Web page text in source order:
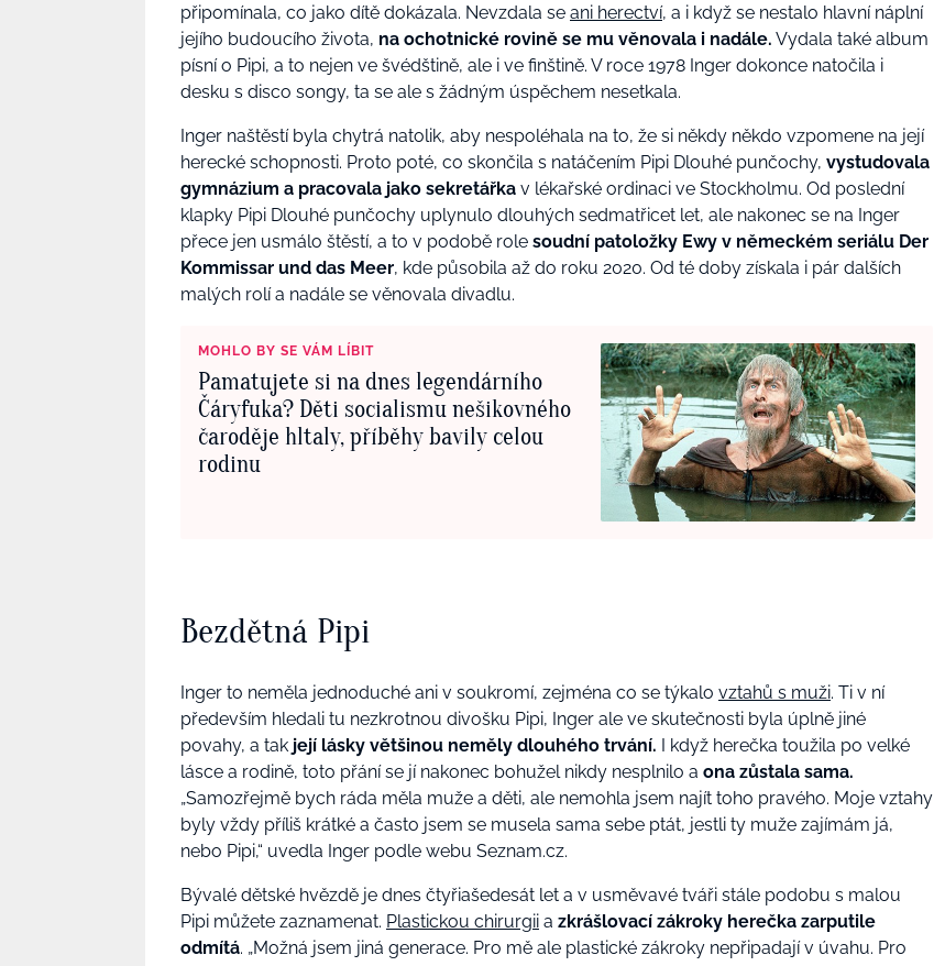
připomínala, co jako dítě dokázala. Nevzdala se ani herectví, a i když se nestalo hlavní náplní
jejího budoucího života, na ochotnické rovině se mu věnovala i nadále. Vydala také album
písní o Pipi, a to nejen ve švédštině, ale i ve finštině. V roce 1978 Inger dokonce natočila i
desku s disco songy, ta se ale s žádným úspěchem nesetkala.
Inger naštěstí byla chytrá natolik, aby nespoléhala na to, že si někdy někdo vzpomene na její
herecké schopnosti. Proto poté, co skončila s natáčením Pipi Dlouhé punčochy, vystudovala
gymnázium a pracovala jako sekretářka v lékařské ordinaci ve Stockholmu. Od poslední
klapky Pipi Dlouhé punčochy uplynulo dlouhých sedmatřicet let, ale nakonec se na Inger
přece jen usmálo štěstí, a to v podobě role soudní patoložky Ewy v německém seriálu Der
Kommissar und das Meer, kde působila až do roku 2020. Od té doby získala i pár dalších
malých rolí a nadále se věnovala divadlu.
MOHLO BY SE VÁM LÍBIT
Pamatujete si na dnes legendárního
Čáryfuka? Děti socialismu nešikovného
čaroděje hltaly, příběhy bavily celou
rodinu
Bezdětná Pipi
Inger to neměla jednoduché ani v soukromí, zejména co se týkalo vztahů s muži. Ti v ní
především hledali tu nezkrotnou divošku Pipi, Inger ale ve skutečnosti byla úplně jiné
povahy, a tak její lásky většinou neměly dlouhého trvání. I když herečka toužila po velké
lásce a rodině, toto přání se jí nakonec bohužel nikdy nesplnilo a ona zůstala sama.
„Samozřejmě bych ráda měla muže a děti, ale nemohla jsem najít toho pravého. Moje vztahy
byly vždy příliš krátké a často jsem se musela sama sebe ptát, jestli ty muže zajímám já,
nebo Pipi,“ uvedla Inger podle webu Seznam.cz.
Bývalé dětské hvězdě je dnes čtyřiašedesát let a v usměvavé tváři stále podobu s malou
Pipi můžete zaznamenat. Plastickou chirurgii a zkrášlovací zákroky herečka zarputile
odmítá. „Možná jsem jiná generace. Pro mě ale plastické zákroky nepřipadají v úvahu. Pro